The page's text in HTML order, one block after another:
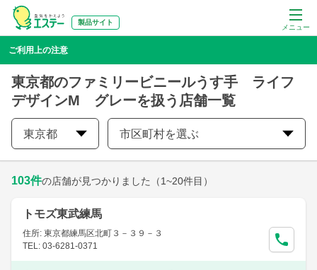
メニュー
製品サイト
ご利用上の注意
東京都のファミリービニールうす手 ライフ
デザインM グレーを扱う店舗一覧
東京都 市区町村を選ぶ
103件の店舗が見つかりました （1~20件目）
トモズ東武練馬
住所: 東京都練馬区北町３－３９－３
TEL: 03-6281-0371